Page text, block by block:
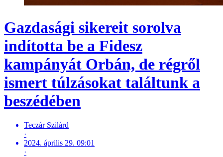
Gazdasági sikereit sorolva
indította be a Fidesz
kampányát Orbán, de régről
ismert túlzásokat találtunk a
beszédében
Teczár Szilárd
·
2024. április 29. 09:01
·